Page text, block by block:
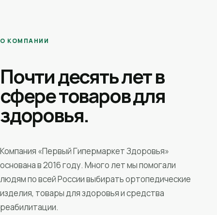
О КОМПАНИИ
Почти десять лет в
сфере товаров для
здоровья.
Компания «Первый Гипермаркет Здоровья»
основана в 2016 году. Много лет мы помогали
людям по всей России выбирать ортопедические
изделия, товары для здоровья и средства
реабилитации.